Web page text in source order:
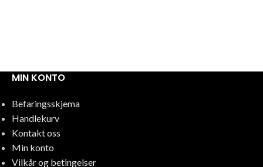
MIN KONTO
Befaringsskjema
Handlekurv
Kontakt oss
Min konto
Vilkår og betingelser